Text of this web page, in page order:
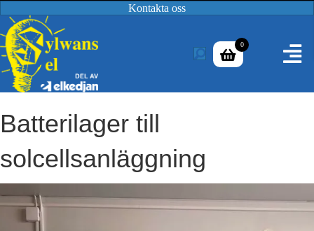
Kontakta oss
0
Batterilager till
solcellsanläggning